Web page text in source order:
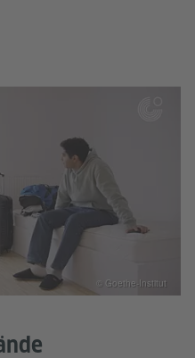
© Goethe-Institut